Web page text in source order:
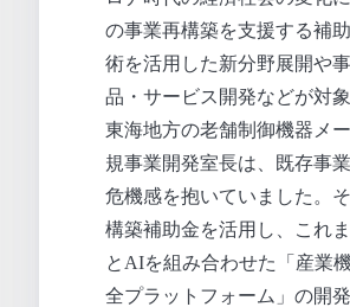
の事業再構築を支援する補
術を活用した新分野展開や
品・サービス開発などが対象
東海地方の老舗制御機器メ
規事業開発室長は、既存事
危機感を抱いていました。
構築補助金を活用し、これ
とAIを組み合わせた「産業
全プラットフォーム」の開